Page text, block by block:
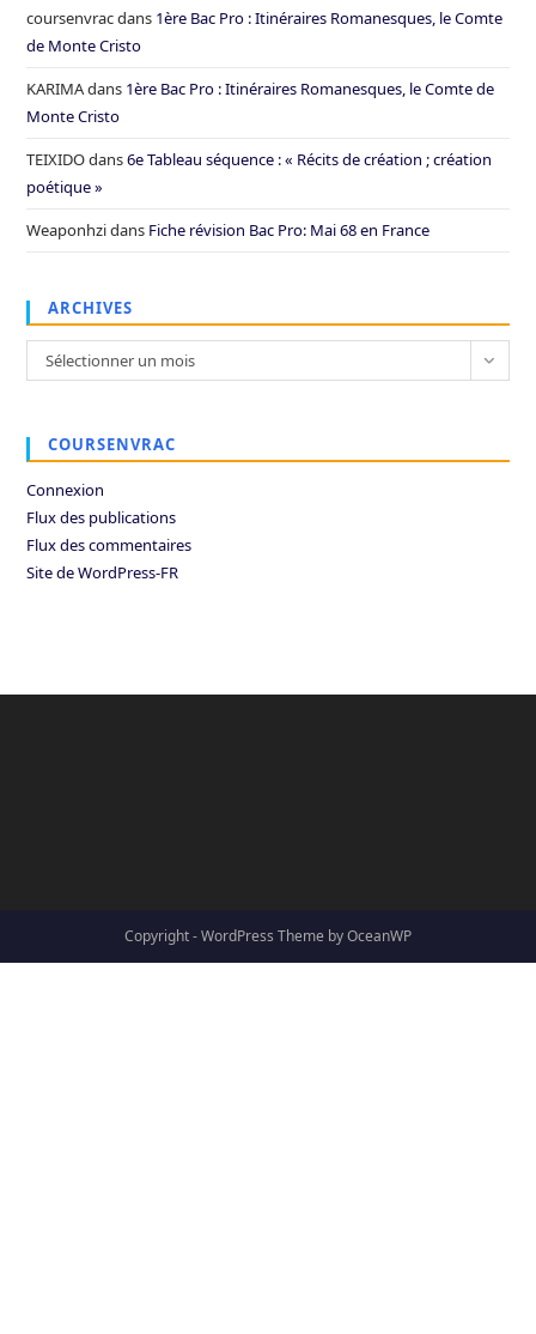
coursenvracdans 1ère Bac Pro : Itinéraires Romanesques, le Comte
de Monte Cristo
KARIMAdans 1ère Bac Pro : Itinéraires Romanesques, le Comte de
Monte Cristo
TEIXIDOdans6e Tableau séquence : « Récits de création ; création
poétique »
Weaponhzidans Fiche révision Bac Pro: Mai 68 en France
ARCHIVES
Archives
Sélectionner un mois
COURSENVRAC
Connexion
Flux des publications
Flux des commentaires
Site de WordPress-FR
Copyright - WordPress Theme by OceanWP